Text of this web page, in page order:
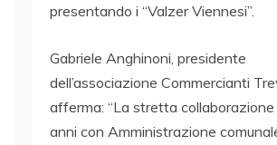
presentando i “Valzer Viennesi”.
Gabriele Anghinoni, presidente
dell’associazione Commercianti
afferma: “La stretta collaborazione
anni con Amministrazione